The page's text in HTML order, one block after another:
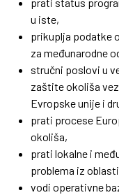
prati status
u iste,
prikuplja podatke
za međunarodne
stručni poslovi u
zaštite okoliša
Evropske unije i
prati procese
okoliša,
prati lokalne i
problema iz
vodi operativne